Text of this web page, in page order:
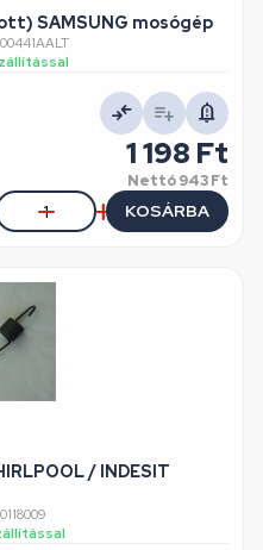
SAMSUNG mosógép
1 198 Ft
Nettó943 Ft
KOSÁRBA
/ INDESIT